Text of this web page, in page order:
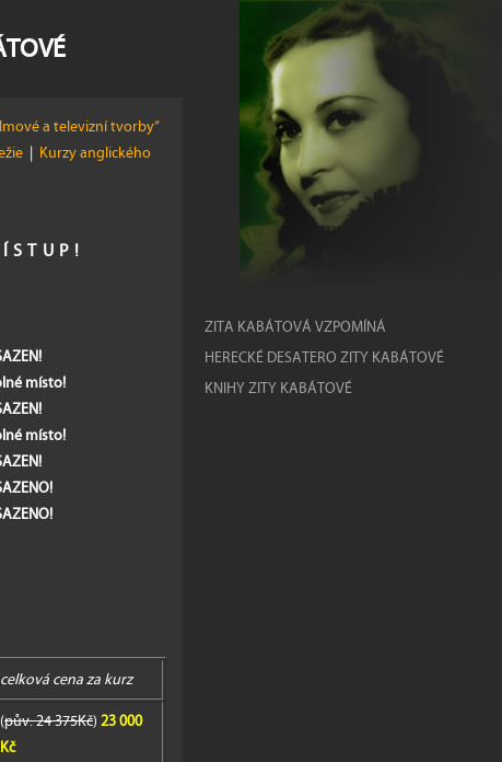
a televizní tvorby”
| Kurzy anglického
místo!
místo!
celková cena za kurz
(pův. 24 375Kč)23 000
Kč
ZITA KABÁTOVÁ VZPOMÍNÁ
HERECKÉ DESATERO ZITY KABÁTOVÉ
KNIHY ZITY KABÁTOVÉ